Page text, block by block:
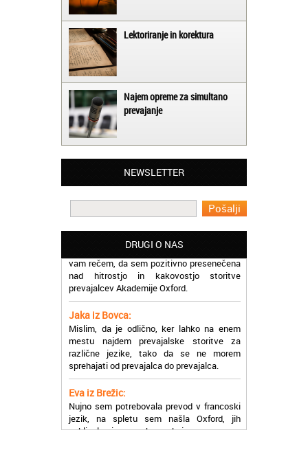
Lektoriranje in korektura
Najem opreme za simultano
prevajanje
NEWSLETTER
DRUGI O NAS
Matjaž iz Ajdovščine:
Lahko pohvalim vse zaposlene v Akademiji
Oxford, ker so resnično profesionalni in
prevajalske storitve opravljajo hitro in
Martina iz Bleda:
Potrebovala sem prevajanje iz
vam rečem, da sem pozitivno presenečena
nad hitrostjo in kakovostjo storitve
prevajalcev Akademije Oxford.
Jaka iz Bovca:
Mislim, da je odlično, ker lahko na enem
mestu najdem prevajalske storitve za
različne jezike, tako da se ne morem
sprehajati od prevajalca do prevajalca.
Eva iz Brežic:
Nujno sem potrebovala prevod v francoski
jezik, na spletu sem našla Oxford, jih
poklicala in v roku nekaj ur sem po
elektronski pošti prejela prevod. Resnično
so izjemni!